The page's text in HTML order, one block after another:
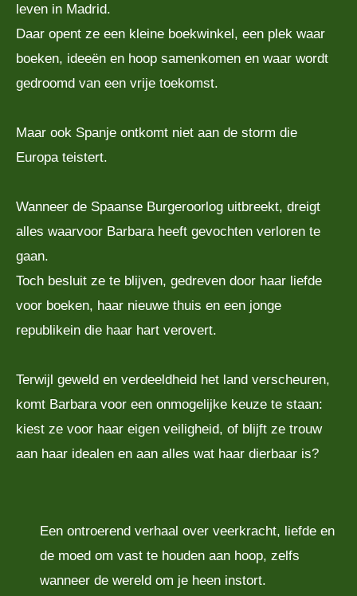
leven in Madrid.
Daar opent ze een kleine boekwinkel, een plek waar
boeken, ideeën en hoop samenkomen en waar wordt
gedroomd van een vrije toekomst.
Maar ook Spanje ontkomt niet aan de storm die
Europa teistert.
Wanneer de Spaanse Burgeroorlog uitbreekt, dreigt
alles waarvoor Barbara heeft gevochten verloren te
gaan.
Toch besluit ze te blijven, gedreven door haar liefde
voor boeken, haar nieuwe thuis en een jonge
republikein die haar hart verovert.
Terwijl geweld en verdeeldheid het land verscheuren,
komt Barbara voor een onmogelijke keuze te staan:
kiest ze voor haar eigen veiligheid, of blijft ze trouw
aan haar idealen en aan alles wat haar dierbaar is?
Een ontroerend verhaal over veerkracht, liefde en
de moed om vast te houden aan hoop, zelfs
wanneer de wereld om je heen instort.